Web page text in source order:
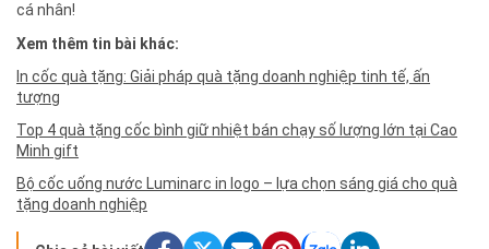
cá nhân!
Xem thêm tin bài khác:
In cốc quà tặng: Giải pháp quà tặng doanh nghiệp tinh tế, ấn
tượng
Top 4 quà tặng cốc bình giữ nhiệt bán chạy số lượng lớn tại Cao
Minh gift
Bộ cốc uống nước Luminarc in logo – lựa chọn sáng giá cho quà
tặng doanh nghiệp